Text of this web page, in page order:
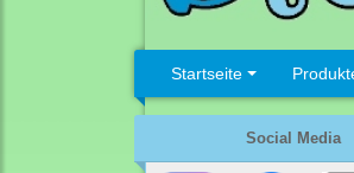
Startseite
Social Media